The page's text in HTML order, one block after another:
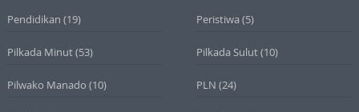
Pendidikan (19) Peristiwa (5)
Pilkada Minut(53) Pilkada Sulut(10)
Pilwako Manado (10) PLN (24)